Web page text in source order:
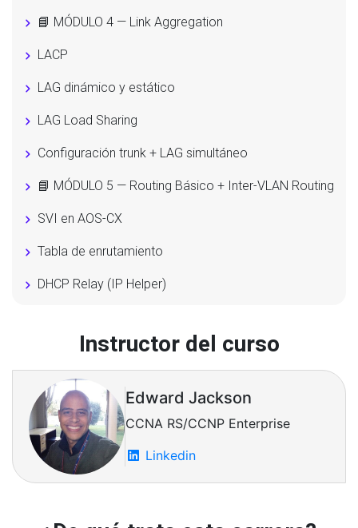
📘 MÓDULO 4 — Link Aggregation
LACP
LAG dinámico y estático
LAG Load Sharing
Configuración trunk + LAG simultáneo
📘 MÓDULO 5 — Routing Básico + Inter-VLAN Routing
SVI en AOS-CX
Tabla de enrutamiento
DHCP Relay (IP Helper)
📘 MÓDULO 6 — OSPF
Fundamentos
LSDB, SPF, Adjacency
OSPF en Aruba vs Cisco
Passive Interfaces
Instructor del curso
Edward Jackson
CCNA RS/CCNP Enterprise
Linkedin